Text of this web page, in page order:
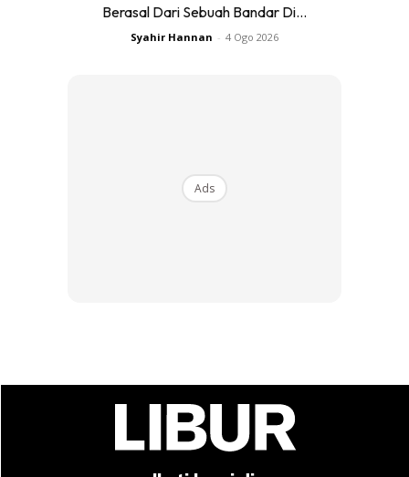
Berasal Dari Sebuah Bandar Di...
Syahir Hannan - 4 Ogo 2026
Ads